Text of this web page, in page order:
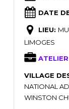
DATE
LIEU:
LIMOGES
ATELIER
VILLAGE
NATIONAL
WINSTON